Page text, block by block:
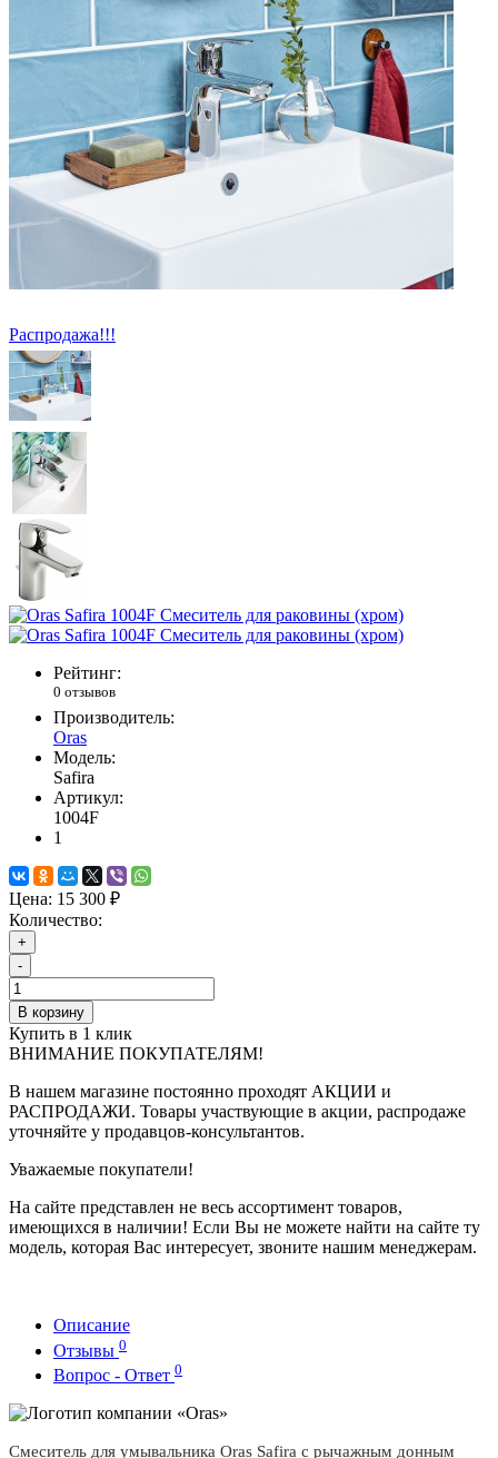
Распродажа!!!
Рейтинг:
0 отзывов
Производитель:
Oras
Модель:
Safira
Артикул:
1004F
1
Цена: 15 300 ₽
Количество:
+
-
В корзину
Купить в 1 клик
ВНИМАНИЕ ПОКУПАТЕЛЯМ!
В нашем магазине постоянно проходят АКЦИИ и
РАСПРОДАЖИ. Товары участвующие в акции, распродаже
уточняйте у продавцов-консультантов.
Уважаемые покупатели!
На сайте представлен не весь ассортимент товаров,
имеющихся в наличии! Если Вы не можете найти на сайте ту
модель, которая Вас интересует, звоните нашим менеджерам.
Описание
Отзывы 0
Вопрос - Ответ 0
Смеситель для умывальника Oras Safira с рычажным донным